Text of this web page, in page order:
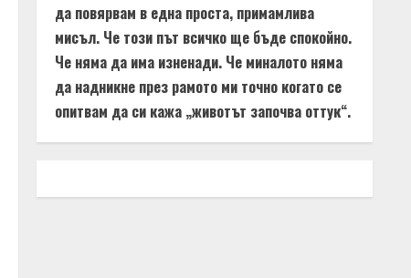
да повярвам в една проста, примамлива
мисъл. Че този път всичко ще бъде спокойно.
Че няма да има изненади. Че миналото няма
да надникне през рамото ми точно когато се
опитвам да си кажа „животът започва оттук“.